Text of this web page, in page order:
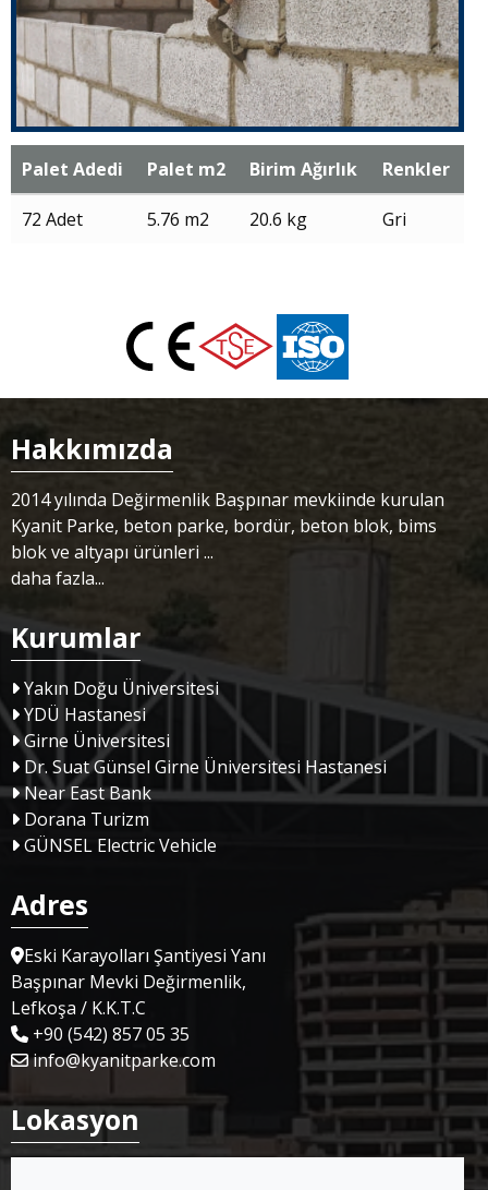
Palet Adedi Palet m2 Birim Ağırlık Renkler
72 Adet 5.76 m2 20.6 kg Gri
Hakkımızda
2014 yılında Değirmenlik Başpınar mevkiinde kurulan
Kyanit Parke, beton parke, bordür, beton blok, bims
blok ve altyapı ürünleri ...
daha fazla...
Kurumlar
Yakın Doğu Üniversitesi
YDÜ Hastanesi
Girne Üniversitesi
Dr. Suat Günsel Girne Üniversitesi Hastanesi
Near East Bank
Dorana Turizm
GÜNSEL Electric Vehicle
Adres
Eski Karayolları Şantiyesi Yanı
Başpınar Mevki Değirmenlik,
Lefkoşa / K.K.T.C
+90 (542) 857 05 35
info@kyanitparke.com
Lokasyon